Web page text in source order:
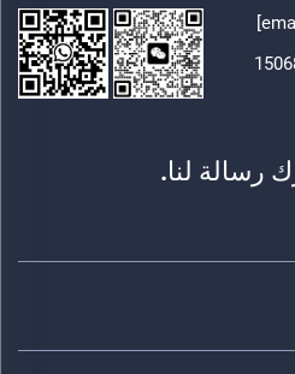
رسالة لنا.